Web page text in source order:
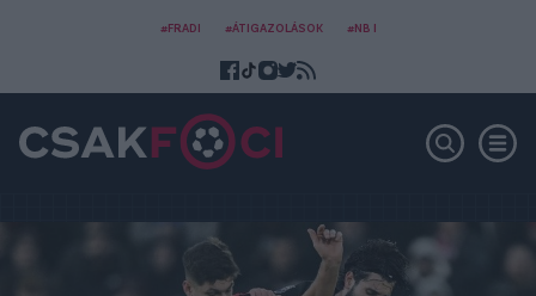
#FRADI #ÁTIGAZOLÁSOK #NB I